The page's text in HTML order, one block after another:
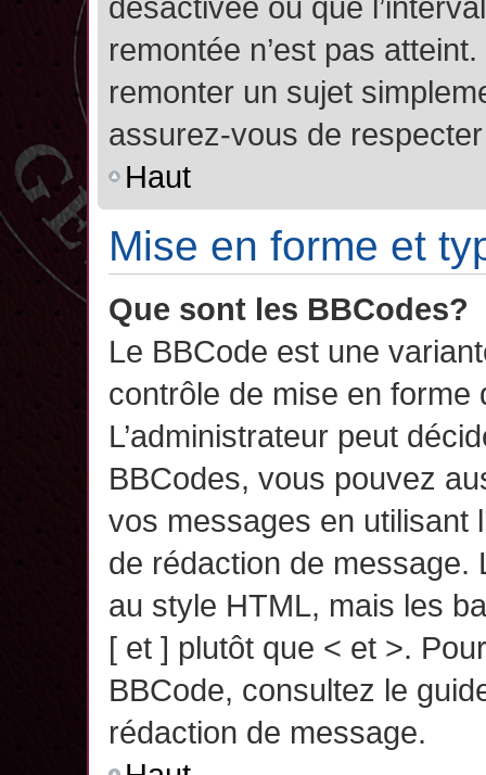
remontée n’est pas
remonter un sujet
assurez-vous de
Haut
Mise en forme et
Que sont les BBCodes?
Le BBCode est une
contrôle de mise en forme
L’administrateur peut
BBCodes, vous pouvez
vos messages en utilisant
de rédaction de message.
au style HTML, mais les
[ et ] plutôt que < et >.
BBCode, consultez le
rédaction de message.